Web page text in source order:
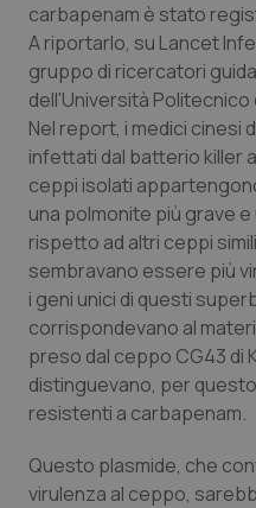
Professionisti
Abruzzo
Basilicata
Calabria
Campania
Emilia-Romagna
Friuli Venezia Giulia
Lazio
QS Pro Gold
Artrite & artrosi
Asma & BPCO
Car-T
Colesterolo &
Dermatite Atopica
Diabete &
QS Club Newsletter
carbapenam è stato
A riportarlo, su Lancet
gruppo di ricercatori
dell'Università Politecnico
Nel report, i medici cinesi
infettati dal batterio killer
ceppi isolati
una polmonite più grave
rispetto ad altri ceppi
sembravano essere più
i geni unici di questi
corrispondevano al
preso dal ceppo CG43 di
distinguevano, per
resistenti a carbapenam.
Questo plasmide, che
virulenza al ceppo,